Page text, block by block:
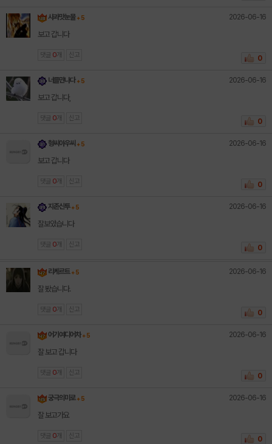
사과맛눈물 + 5 2026-06-16
보고 갑니다
댓글 0 개 신고 0
너를만나다 + 5 2026-06-16
보고 갑니다,
댓글 0 개 신고 0
형씨아우씨 + 5 2026-06-16
보고 갑니다
댓글 0 개 신고 0
지존신투 + 5 2026-06-16
잘보았습니다
댓글 0 개 신고 0
리케르트 + 5 2026-06-16
잘 봤습니다.
댓글 0 개 신고 0
어기여디어차 + 5 2026-06-16
잘 보고 갑니다
댓글 0 개 신고 0
궁극의미로 + 5 2026-06-16
잘 보고가요
댓글 0 개 신고 0